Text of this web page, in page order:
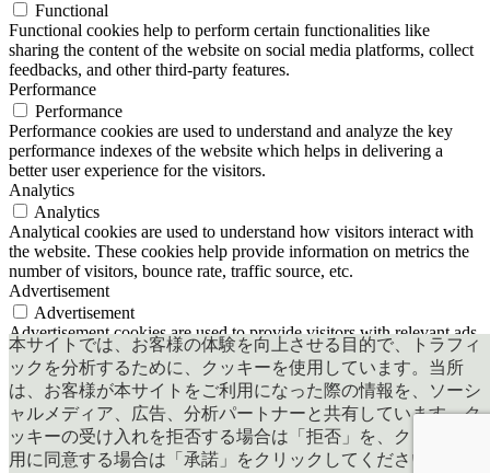
本サイトでは、お客様の体験を向上させる目的で、トラフィ
ックを分析するために、クッキーを使用しています。当所
は、お客様が本サイトをご利用になった際の情報を、ソーシ
ャルメディア、広告、分析パートナーと共有しています。ク
ッキーの受け入れを拒否する場合は「拒否」を、クッキー使
用に同意する場合は「承諾」をクリックしてください。
Functional
Functional cookies help to perform certain functionalities like
sharing the content of the website on social media platforms, collect
feedbacks, and other third-party features.
Performance
Performance
Performance cookies are used to understand and analyze the key
performance indexes of the website which helps in delivering a
better user experience for the visitors.
Analytics
Analytics
Analytical cookies are used to understand how visitors interact with
the website. These cookies help provide information on metrics the
number of visitors, bounce rate, traffic source, etc.
Advertisement
Advertisement
Advertisement cookies are used to provide visitors with relevant ads
and marketing campaigns. These cookies track visitors across
websites and collect information to provide customized ads.
Others
Others
Other uncategorized cookies are those that are being analyzed and
have not been classified into a category as yet.